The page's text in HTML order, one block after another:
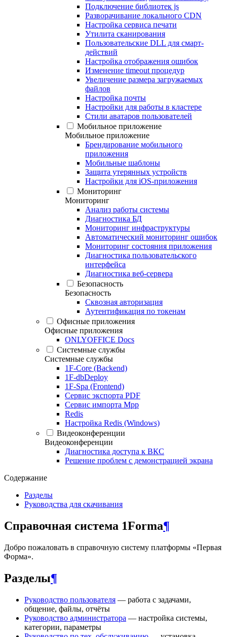
Подключение библиотек js
Разворачивание локального CDN
Настройка сервиса печати
Утилита сканирования
Пользовательские DLL для смарт-
действий
Настройка отображения ошибок
Изменение timeout процедур
Увеличение размера загружаемых
файлов
Настройка почты
Настройки для работы в кластере
Стили аватаров пользователей
Мобильное приложение
Мобильное приложение
Брендирование мобильного
приложения
Мобильные шаблоны
Защита утерянных устройств
Настройки для iOS-приложения
Мониторинг
Мониторинг
Анализ работы системы
Диагностика БД
Мониторинг инфраструктуры
Автоматический мониторинг ошибок
Мониторинг состояния приложения
Диагностика пользовательского
интерфейса
Диагностика веб-сервера
Безопасность
Безопасность
Сквозная авторизация
Аутентификация по токенам
Офисные приложения
Офисные приложения
ONLYOFFICE Docs
Системные службы
Системные службы
1F-Core (Backend)
1F-dbDeploy
1F-Spa (Frontend)
Сервис экспорта PDF
Сервис импорта Mpp
Redis
Настройка Redis (Windows)
Видеоконференции
Видеоконференции
Диагностика доступа к ВКС
Решение проблем с демонстрацией экрана
Содержание
Разделы
Руководства для скачивания
Справочная система 1Forma¶
Добро пожаловать в справочную систему платформы «Первая
Форма».
Разделы¶
Руководство пользователя — работа с задачами,
общение, файлы, отчёты
Руководство администратора — настройка системы,
категории, параметры